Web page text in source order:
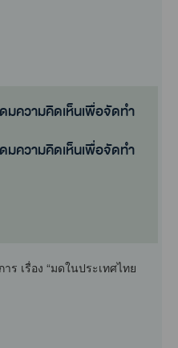
มความคิดเห็นเพื่อจัดทำ
มความคิดเห็นเพื่อจัดทำ